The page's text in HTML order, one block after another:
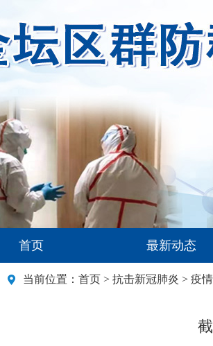
首页 最新动态
当前位置： 首页 > 抗击新冠肺炎 > 疫